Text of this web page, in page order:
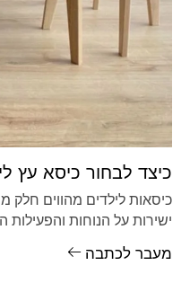
כיצד לבחור כיסא עץ
כיסאות לילדים מהווים חלק
ישירות על הנוחות
מעבר לכתבה